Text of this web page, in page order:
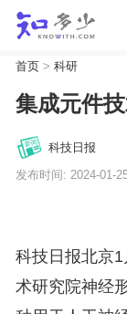
首页> 科研
集成元件
科技日报
发布时间: 2024-01-
科技日报北京
术研究院神经